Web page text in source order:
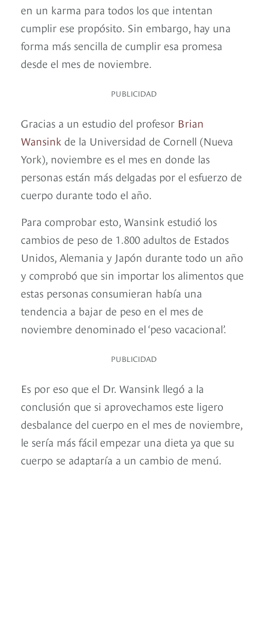
en un karma para todos los que intentan
cumplir ese propósito. Sin embargo, hay una
forma más sencilla de cumplir esa promesa
desde el mes de noviembre.
PUBLICIDAD
Gracias a un estudio del profesor Brian
Wansink de la Universidad de Cornell (Nueva
York), noviembre es el mes en donde las
personas están más delgadas por el esfuerzo de
cuerpo durante todo el año.
Para comprobar esto, Wansink estudió los
cambios de peso de 1.800 adultos de Estados
Unidos, Alemania y Japón durante todo un año
y comprobó que sin importar los alimentos que
estas personas consumieran había una
tendencia a bajar de peso en el mes de
noviembre denominado el ‘peso vacacional’.
PUBLICIDAD
Es por eso que el Dr. Wansink llegó a la
conclusión que si aprovechamos este ligero
desbalance del cuerpo en el mes de noviembre,
le sería más fácil empezar una dieta ya que su
cuerpo se adaptaría a un cambio de menú.